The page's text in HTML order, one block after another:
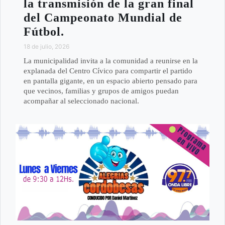
la transmisión de la gran final
del Campeonato Mundial de
Fútbol.
18 de julio, 2026
La municipalidad invita a la comunidad a reunirse en la
explanada del Centro Cívico para compartir el partido
en pantalla gigante, en un espacio abierto pensado para
que vecinos, familias y grupos de amigos puedan
acompañar al seleccionado nacional.